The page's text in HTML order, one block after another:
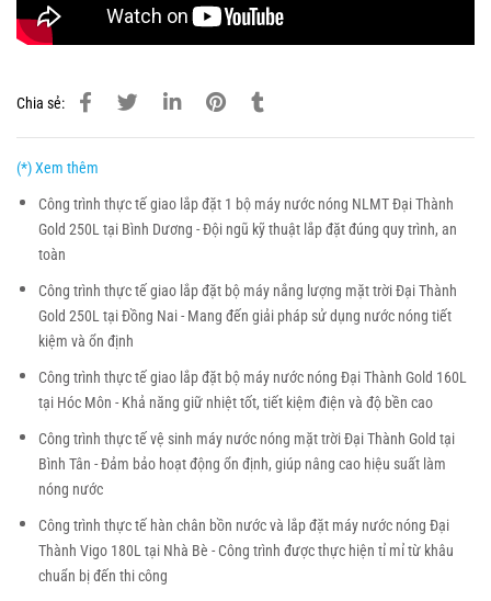
Chia sẻ:
(*) Xem thêm
Công trình thực tế giao lắp đặt 1 bộ máy nước nóng NLMT Đại Thành
Gold 250L tại Bình Dương - Đội ngũ kỹ thuật lắp đặt đúng quy trình, an
toàn
Công trình thực tế giao lắp đặt bộ máy nắng lượng mặt trời Đại Thành
Gold 250L tại Đồng Nai - Mang đến giải pháp sử dụng nước nóng tiết
kiệm và ổn định
Công trình thực tế giao lắp đặt bộ máy nước nóng Đại Thành Gold 160L
tại Hóc Môn - Khả năng giữ nhiệt tốt, tiết kiệm điện và độ bền cao
Công trình thực tế vệ sinh máy nước nóng mặt trời Đại Thành Gold tại
Bình Tân - Đảm bảo hoạt động ổn định, giúp nâng cao hiệu suất làm
nóng nước
Công trình thực tế hàn chân bồn nước và lắp đặt máy nước nóng Đại
Thành Vigo 180L tại Nhà Bè - Công trình được thực hiện tỉ mỉ từ khâu
chuẩn bị đến thi công